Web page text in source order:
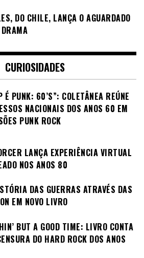
DO CHILE, LANÇA O AGUARDADO
CURIOSIDADES
É PUNK: 60’S”: COLETÂNEA REÚNE
NACIONAIS DOS ANOS 60 EM
PUNK ROCK
LANÇA EXPERIÊNCIA VIRTUAL
NOS ANOS 80
DAS GUERRAS ATRAVÉS DAS
EM NOVO LIVRO
BUT A GOOD TIME: LIVRO CONTA
DO HARD ROCK DOS ANOS